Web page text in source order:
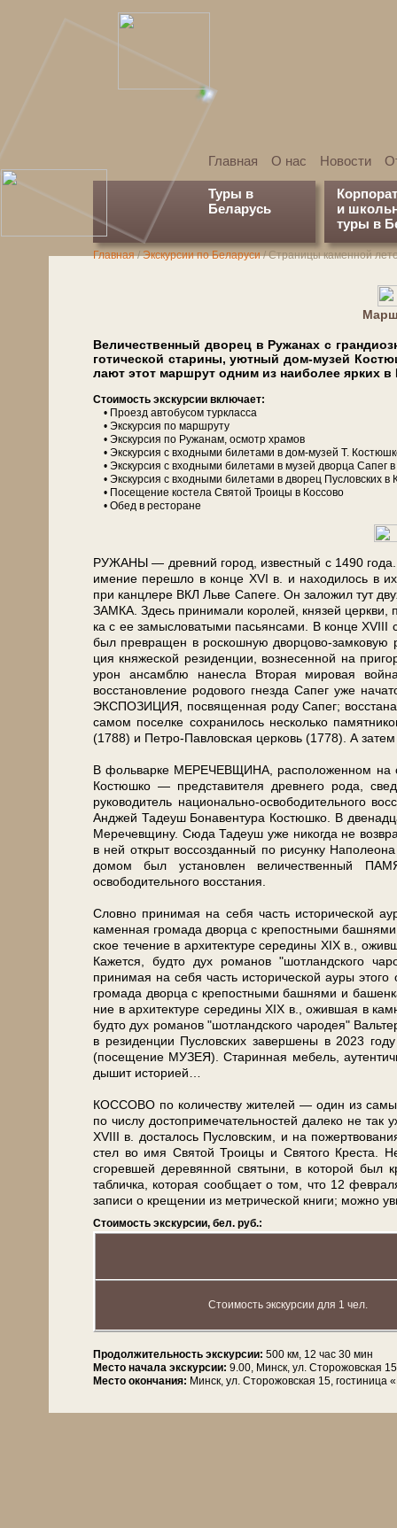
Главная О нас Новости
Туры в
Беларусь
и
туры в
Главная/Экскурсии по Беларуси/Страницы каменной
Ве­ли­чест­вен­ный дво­рец в Ру­жа­нах с
го­ти­че­ской ста­ри­ны, уют­ный дом-музей
ла­ют этот маршрут од­ним из наи­бо­лее яр­ких
Стоимость экскурсии включает:
• Проезд автобусом туркласса
• Экскурсия по маршруту
• Экскурсия по Ружанам, осмотр храмов
• Экскурсия с входными билетами в дом-музей Т.
• Экскурсия с входными билетами в музей дворца Сапег
• Экскурсия с входными билетами в дворец Пусловских в
• Посещение костела Святой Троицы в Коссово
• Обед в ресторане
РУЖАНЫ — древний го­род, из­вест­ный с 1490
име­ние пе­ре­шло в кон­це XVI в. и находилось в
при канцлере ВКЛ Льве Сапеге. Он заложил тут
ЗАМКА. Здесь при­ни­ма­ли ко­ро­лей, кня­зей
ка с ее замысловатыми пасьянсами. В кон­це XVIII
был превращен в роскошную дворцово-замковую
ция княжеской ре­зи­ден­ции, вознесенной на
урон ан­самблю нанесла Вто­рая мировая
восстановление родового гнезда Са­пег уже
ЭКСПОЗИЦИЯ, посвященная ро­ду Са­пег;
са­мом по­сел­ке со­хра­ни­лось не­сколь­ко
(1788) и Петро-Павловская цер­ковь (1778). А
В фоль­вар­ке МЕРЕЧЕВЩИНА, рас­по­ло­жен­ном на
Ко­стюш­ко — пред­ста­ви­те­ля древ­не­го ро­да,
руководитель национально-освободительного
Анджей Та­де­уш Бонавентура Ко­стюш­ко. В
Меречевщину. Сюда Та­де­уш уже никогда не
в ней от­крыт вос­со­здан­ный по ри­сун­ку
до­мом был уста­нов­лен величественный
освободительного вос­ста­ния.
Словно принимая на се­бя часть ис­то­ри­че­ской
каменная громада двор­ца с кре­пост­ны­ми
ское те­че­ние в ар­хи­тек­ту­ре се­ре­ди­ны XIX в.,
Ка­жет­ся, буд­то дух романов "шотландского
принимая на се­бя часть ис­то­ри­че­ской ауры
громада двор­ца с кре­пост­ны­ми баш­ня­ми и
ние в ар­хи­тек­ту­ре се­ре­ди­ны XIX в., ожившая в
буд­то дух романов "шотландского чародея"
в ре­зи­ден­ции Пуслов­ских завершены в 2023
(посещение МУЗЕЯ). Старинная ме­бель,
ды­шит ис­то­ри­ей…
КОССОВО по ко­ли­че­ству жи­те­лей — один из
по чис­лу до­сто­при­ме­ча­тель­но­стей да­ле­ко не
XVIII в. досталось Пусловским, и на
стел во имя Свя­той Тро­и­цы и Свя­то­го Креста.
сгоревшей де­ре­вян­ной свя­ты­ни, в ко­то­рой был
табличка, ко­то­рая сообщает о том, что 12
записи о крещении из метрической кни­ги; мож­но
Стоимость экскурсии, бел. руб.:
Стоимость экскурсии для 1 чел.
Продолжительность экскурсии: 500 км, 12 час 30 мин
Место начала экскурсии: 9.00, Минск, ул. Сторожовская
Место окончания: Минск, ул. Сторожовская 15, гостиница